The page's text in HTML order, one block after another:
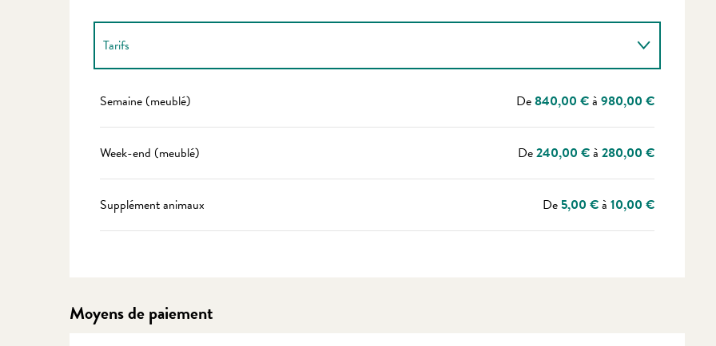
Tarifs
Tarifs 2027
Semaine (meublé) De840,00 €à980,00 €
Week-end (meublé) De240,00 €à280,00 €
Supplément animaux De5,00 €à10,00 €
Moyens de paiement